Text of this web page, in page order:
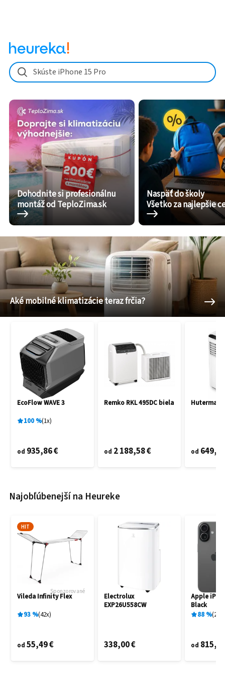
Skúste iPhone 15 Pro
Dohodnite si profesionálnu
montáž od TeploZima.sk
Naspäť do školy
Všetko za najlepšie
Aké mobilné klimatizácie teraz frčia?
EcoFlow WAVE 3
100% 1x
od 935,86 €
Remko RKL 495DC biela
od 2 188,58 €
Hutermann
od
Najobľúbenejší na Heureke
HIT
Sponzorované
Vileda Infinity Flex
93% 42x
od 55,49 €
Electrolux
EXP26U558CW
338,00 €
Apple
Black
88% 27
od